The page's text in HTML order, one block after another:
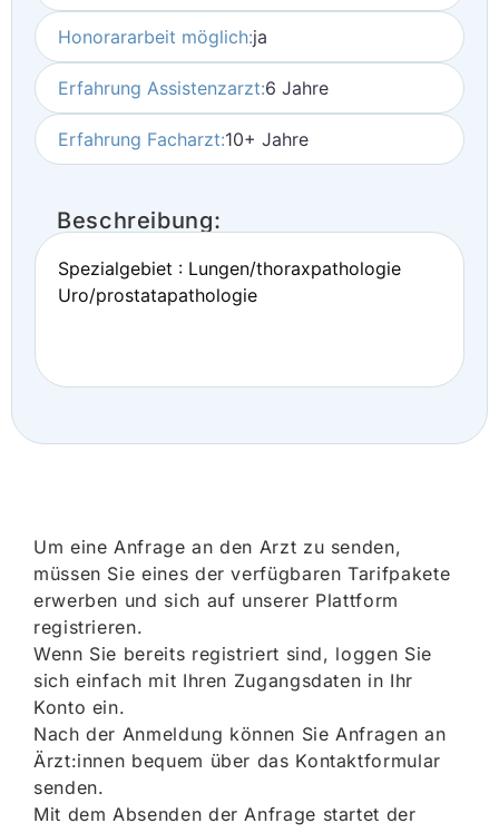
Honorararbeit möglich:ja
Erfahrung Assistenzarzt:6 Jahre
Erfahrung Facharzt:10+ Jahre
Beschreibung:
Spezialgebiet : Lungen/thoraxpathologie
Uro/prostatapathologie
Um eine Anfrage an den Arzt zu senden,
müssen Sie eines der verfügbaren Tarifpakete
erwerben und sich auf unserer Plattform
registrieren.
Wenn Sie bereits registriert sind, loggen Sie
sich einfach mit Ihren Zugangsdaten in Ihr
Konto ein.
Nach der Anmeldung können Sie Anfragen an
Ärzt:innen bequem über das Kontaktformular
senden.
Mit dem Absenden der Anfrage startet der